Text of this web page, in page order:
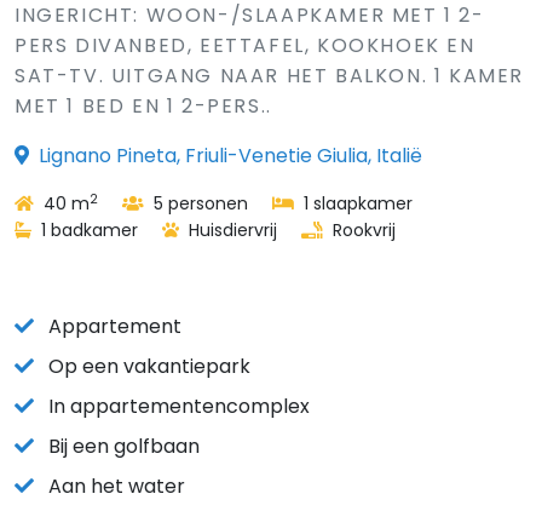
INGERICHT: WOON-/SLAAPKAMER MET 1 2-
PERS DIVANBED, EETTAFEL, KOOKHOEK EN
SAT-TV. UITGANG NAAR HET BALKON. 1 KAMER
MET 1 BED EN 1 2-PERS..
Lignano Pineta, Friuli-Venetie Giulia, Italië
40 m2 5 personen
1 slaapkamer
1 badkamer
Huisdiervrij Rookvrij
Appartement
Op een vakantiepark
In appartementencomplex
Bij een golfbaan
Aan het water